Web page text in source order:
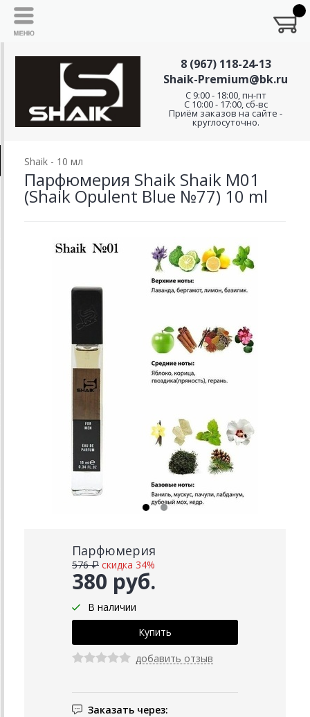
8 (967) 118-24-13
Shaik-Premium@bk.ru
C 9:00 - 18:00, пн-пт
С 10:00 - 17:00, сб-вс
Приём заказов на сайте -
круглосуточно.
Shaik - 10 мл
Парфюмерия Shaik Shaik M01
(Shaik Opulent Blue №77) 10 ml
Парфюмерия
380 руб.
576 ₽ скидка 34%
В наличии
добавить отзыв
Заказать через: